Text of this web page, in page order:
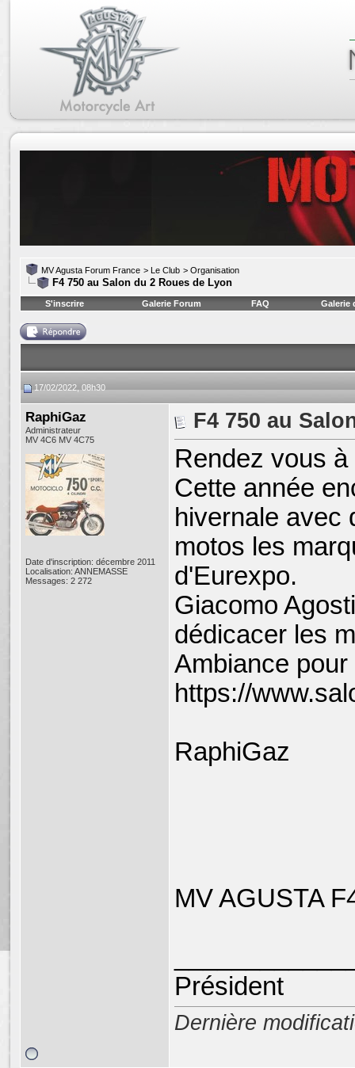
MV Agusta Forum France > Le Club > Organisation
F4 750 au Salon du 2 Roues de Lyon
S'inscrire Galerie Forum FAQ Galerie
17/02/2022, 08h30
RaphiGaz
Administrateur
MV 4C6 MV 4C75
Date d'inscription: décembre 2011
Localisation: ANNEMASSE
Messages: 2 272
F4 750 au
Rendez vous
Cette année
hivernale avec
motos les
d'Eurexpo.
Giacomo
dédicacer les
Ambiance
https://
RaphiGaz
MV AGUSTA
Président
Dernière